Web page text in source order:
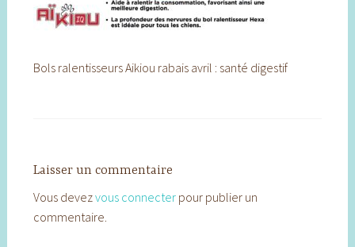
Bols ralentisseurs Aikiou rabais avril : santé digestif
Laisser un commentaire
Vous devezvous connecterpour publier un
commentaire.